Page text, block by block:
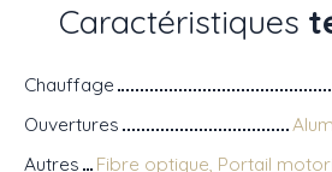
Caractéristiques
Chauffage
Ouvertures
Autres
Fibre optique, Portail